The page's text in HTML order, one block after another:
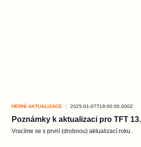
HERNÍ AKTUALIZACE 2025-01-07T19:00:00.000Z
Poznámky k aktualizaci pro TFT
Vracíme se s první (drobnou) aktualizací roku.